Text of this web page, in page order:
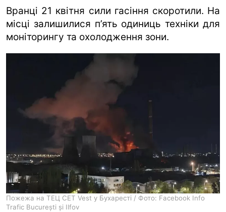
Вранці 21 квітня сили гасіння скоротили. На
місці залишилися п’ять одиниць техніки для
моніторингу та охолодження зони.
Пожежа на ТЕЦ CET Vest у Бухаресті / Фото: Facebook Info
Trafic București și Ilfov